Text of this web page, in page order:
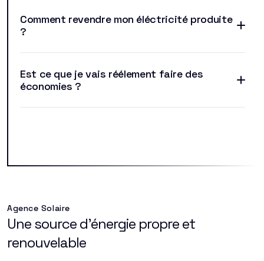
Comment revendre mon éléctricité produite
?
Est ce que je vais réélement faire des
économies ?
Agence Solaire
Une source d'énergie propre et
renouvelable